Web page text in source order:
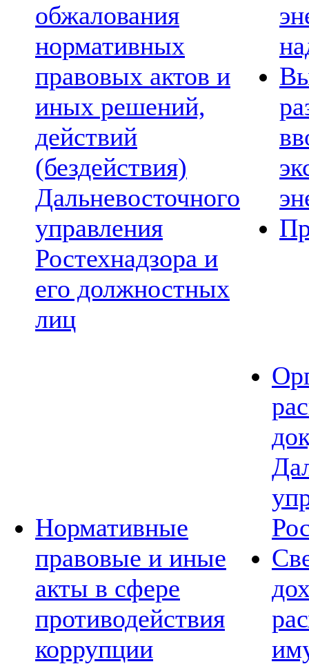
обжалования
нормативных
правовых актов и
иных решений,
действий
(бездействия)
Дальневосточного
управления
Ростехнадзора и
его должностных
лиц
Нормативные
правовые и иные
акты в сфере
противодействия
коррупции